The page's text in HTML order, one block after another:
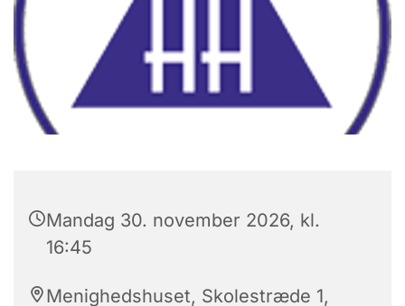
Mandag 30. november 2026, kl.
16:45
Menighedshuset, Skolestræde 1,